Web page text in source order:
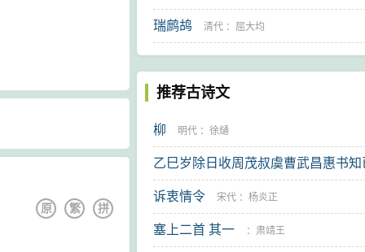
拼
繁
原
瑞鹧鸪 清代 ： 屈大均
推荐古诗文
柳 明代 ： 徐熥
乙巳岁除日收周茂叔虞曹武昌惠书知
官零陵丙午正月内成十诗奉寄 其二
：蒲宗孟
诉衷情令 宋代 ： 杨炎正
塞上二首 其一 ： 肃靖王